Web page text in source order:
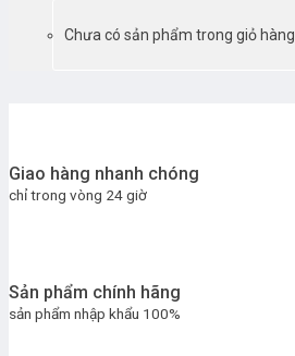
Chưa có sản phẩm trong giỏ hàng.
Giao hàng nhanh chóng
chỉ trong vòng 24 giờ
Sản phẩm chính hãng
sản phẩm nhập khẩu 100%